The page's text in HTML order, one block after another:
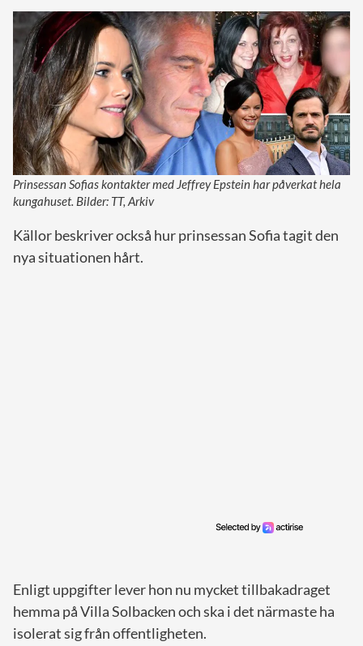
Prinsessan Sofias kontakter med Jeffrey Epstein har påverkat hela
kungahuset. Bilder: TT, Arkiv
Källor beskriver också hur prinsessan Sofia tagit den
nya situationen hårt.
Enligt uppgifter lever hon nu mycket tillbakadraget
hemma på Villa Solbacken och ska i det närmaste ha
isolerat sig från offentligheten.